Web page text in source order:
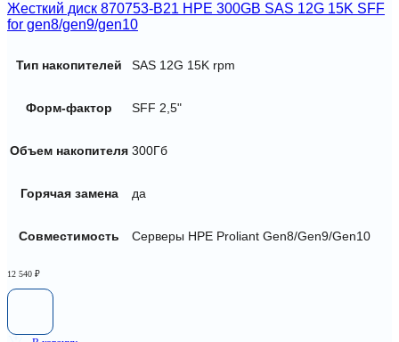
Жесткий диск 870753-B21 HPE 300GB SAS 12G 15K SFF
for gen8/gen9/gen10
Тип накопителей SAS 12G 15K rpm
Форм-фактор SFF 2,5"
Объем накопителя 300Гб
Горячая замена да
Совместимость Серверы HPE Proliant Gen8/Gen9/Gen10
12 540 ₽